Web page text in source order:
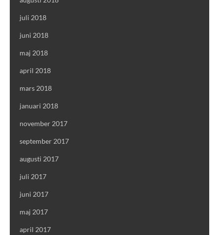
juli 2018
juni 2018
maj 2018
april 2018
mars 2018
januari 2018
november 2017
september 2017
augusti 2017
juli 2017
juni 2017
maj 2017
april 2017